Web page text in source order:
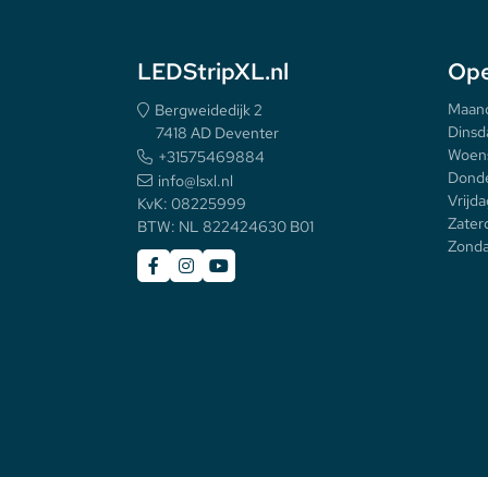
LEDStripXL.nl
Bergweidedijk 2
7418 AD Deventer
+31575469884
info@lsxl.nl
KvK: 08225999
BTW: NL 822424630 B01